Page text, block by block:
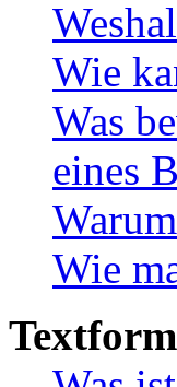
Wie
Was
eines
Wie